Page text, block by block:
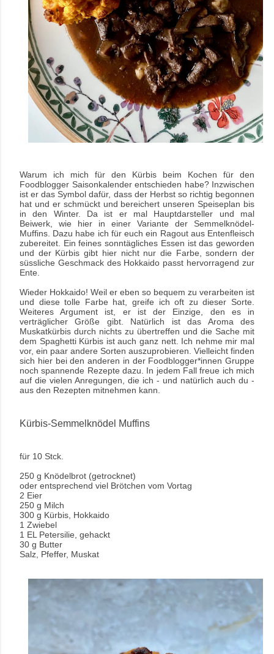
Warum ich mich für den Kürbis beim Kochen für den
Foodblogger Saisonkalender entschieden habe? Inzwischen
ist er das Symbol dafür, dass der Herbst so richtig begonnen
hat und er schmückt und bereichert unseren Speiseplan bis
in den Winter. Da ist er mal Hauptdarsteller und mal
Beiwerk, wie hier in einer Variante der Semmelknödel-
Muffins. Dazu habe ich für euch ein Ragout aus Entenfleisch
zubereitet. Ein feines sonntägliches Essen ist das geworden
und der Kürbis gibt hier nicht nur die Farbe, sondern der
süssliche Geschmack des Hokkaido passt hervorragend zur
Ente.
Wieder Hokkaido! Weil er eben so bequem zu verarbeiten ist
und diese tolle Farbe hat, greife ich oft zu dieser Sorte.
Weiteres Argument ist, er ist der Einzige, den es in
verträglicher Größe gibt. Natürlich ist das Aroma des
Muskatkürbis durch nichts zu übertreffen und die Sache mit
dem Spaghetti Kürbis ist auch ganz nett. Ich nehme mir mal
vor, ein paar andere Sorten auszuprobieren. Vielleicht finden
sich hier bei den anderen in der Foodblogger*innen Gruppe
noch spannende Rezepte dazu. In jedem Fall freue ich mich
auf die vielen Anregungen, die ich - und natürlich auch du -
aus den Rezepten mitnehmen kann.
Kürbis-Semmelknödel Muffins
für 10 Stck.
250 g Knödelbrot (getrocknet)
oder entsprechend viel Brötchen vom Vortag
2 Eier
250 g Milch
300 g Kürbis, Hokkaido
1 Zwiebel
1 EL Petersilie, gehackt
30 g Butter
Salz, Pfeffer, Muskat